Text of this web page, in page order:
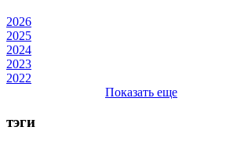
2026
2025
2024
2023
2022
Показать еще
тэги